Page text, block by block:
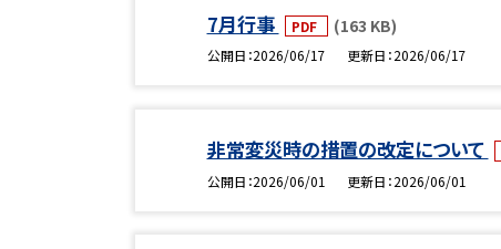
7月行事 PDF (163 KB)
公開日 2026/06/17 更新日 2026/06/17
非常変災時の措置の改定について
公開日 2026/06/01 更新日 2026/06/01